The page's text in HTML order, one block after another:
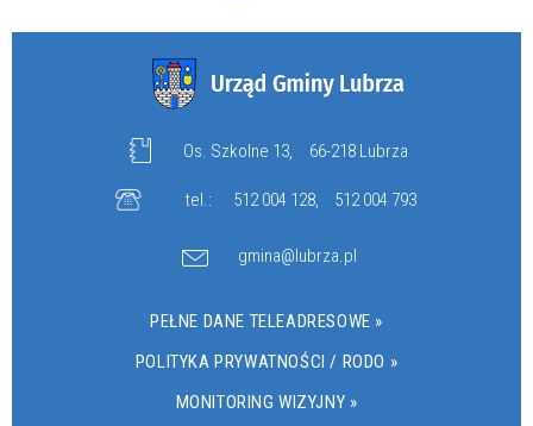
Os. Szkolne 13, 66-218 Lubrza
tel.: 512 004 128, 512 004 793
gmina@lubrza.pl
PEŁNE DANE TELEADRESOWE »
POLITYKA PRYWATNOŚCI / RODO »
MONITORING WIZYJNY »